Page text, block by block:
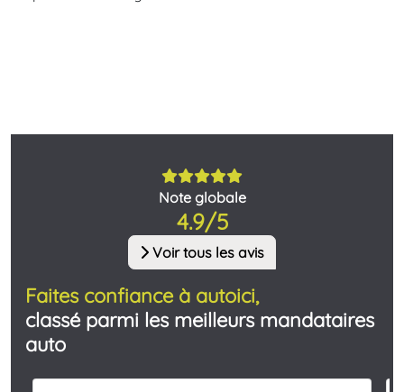
Note globale
4.9/5
Voir tous les avis
Faites confiance à autoici,
classé parmi les meilleurs mandataires
auto